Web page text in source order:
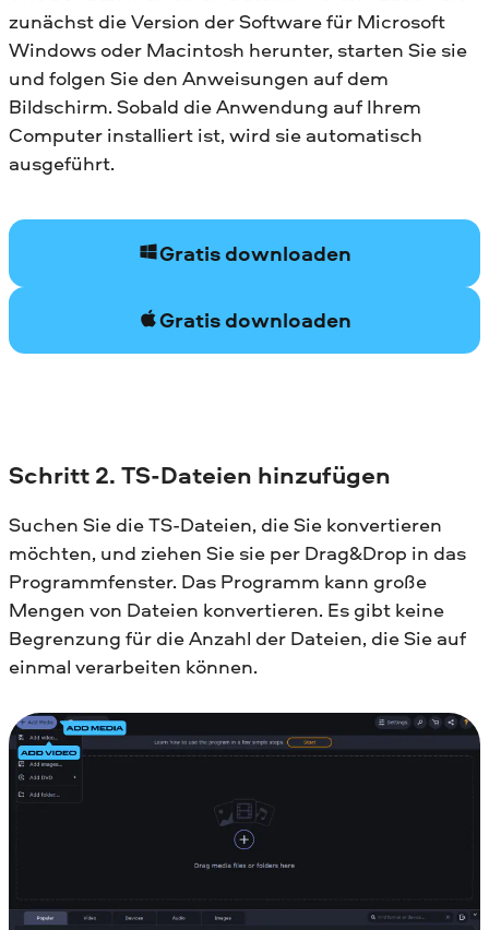
zunächst die Version der Software für Microsoft
Windows oder Macintosh herunter, starten Sie sie
und folgen Sie den Anweisungen auf dem
Bildschirm. Sobald die Anwendung auf Ihrem
Computer installiert ist, wird sie automatisch
ausgeführt.
Gratis downloaden
Gratis downloaden
Schritt 2. TS-Dateien hinzufügen
Suchen Sie die TS-Dateien, die Sie konvertieren
möchten, und ziehen Sie sie per Drag&Drop in das
Programmfenster. Das Programm kann große
Mengen von Dateien konvertieren. Es gibt keine
Begrenzung für die Anzahl der Dateien, die Sie auf
einmal verarbeiten können.